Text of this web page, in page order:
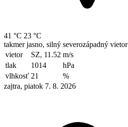
41 °C 23 °C
takmer jasno, silný severozápadný vietor
vietor
SZ, 11.52 m/s
tlak
1014
hPa
vlhkosť 21
%
zajtra, piatok 7. 8. 2026